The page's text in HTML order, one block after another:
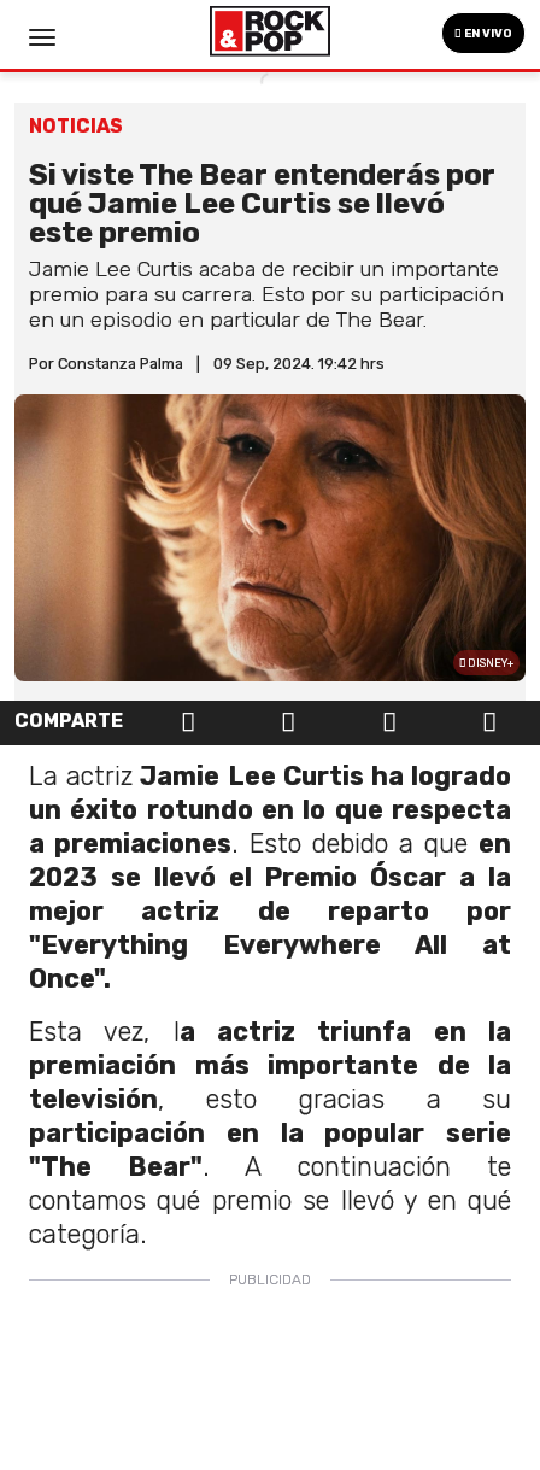
EN VIVO
NOTICIAS
Si viste The Bear entenderás por
qué Jamie Lee Curtis se llevó
este premio
Jamie Lee Curtis acaba de recibir un importante
premio para su carrera. Esto por su participación
en un episodio en particular de The Bear.
Por Constanza Palma 09 Sep, 2024. 19:42 hrs
DISNEY+
COMPARTE
La actriz Jamie Lee Curtis ha logrado
un éxito rotundo en lo que respecta
a premiaciones. Esto debido a que en
2023 se llevó el Premio Óscar a la
mejor actriz de reparto por
"Everything Everywhere All at
Once".
Esta vez, la actriz triunfa en la
premiación más importante de la
televisión, esto gracias a su
participación en la popular serie
"The Bear". A continuación te
contamos qué premio se llevó y en qué
categoría.